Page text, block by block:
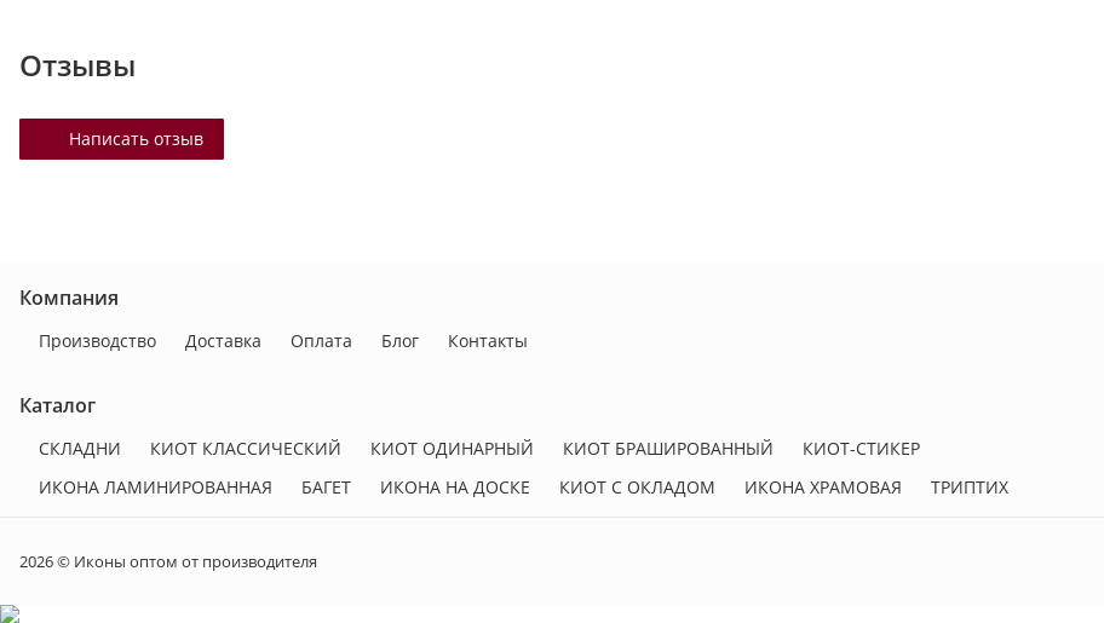
Отзывы
Написать отзыв
Компания
Производство Доставка Оплата Блог Контакты
Каталог
СКЛАДНИ КИОТ КЛАССИЧЕСКИЙ КИОТ ОДИНАРНЫЙ КИОТ БРАШИРОВАННЫЙ
КИОТ-СТИКЕР
ИКОНА ЛАМИНИРОВАННАЯ
БАГЕТ ИКОНА НА ДОСКЕ КИОТ С ОКЛАДОМ ИКОНА ХРАМОВАЯ ТРИПТИХ
2026 © Иконы оптом от производителя